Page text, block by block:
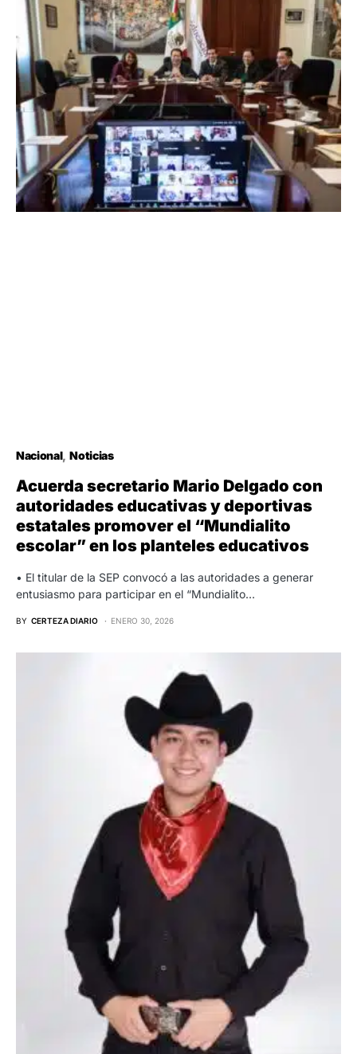
Nacional Noticias
Acuerda secretario Mario Delgado con
autoridades educativas y deportivas
estatales promover el “Mundialito
escolar” en los planteles educativos
• El titular de la SEP convocó a las autoridades a generar
entusiasmo para participar en el “Mundialito…
BY CERTEZA DIARIO ENERO 30, 2026